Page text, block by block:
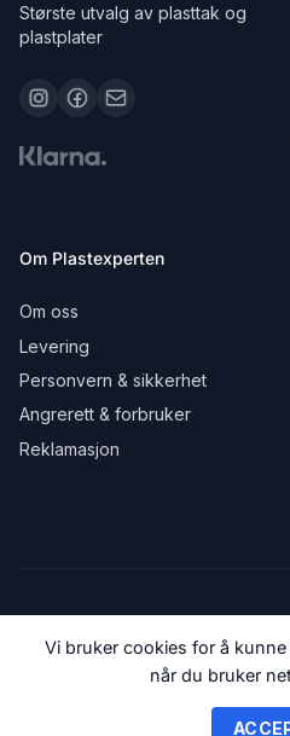
Største utvalg av plasttak og
plastplater
Om Plastexperten
Om oss
Levering
Personvern & sikkerhet
Angrerett & forbruker
Reklamasjon
© 2018-2026
Vi bruker cookies for å
når du bruker